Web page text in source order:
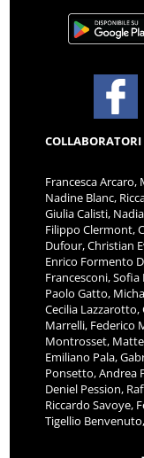
COLLABORATORI
Francesca
Nadine Blanc,
Giulia Calisti,
Filippo Clermont,
Dufour, Christian
Enrico Formento
Francesconi,
Paolo Gatto,
Cecilia
Marrelli, Federico
Montrosset,
Emiliano Pala,
Ponsetto, Andrea
Deniel Pession,
Riccardo Savoye,
Tigellio